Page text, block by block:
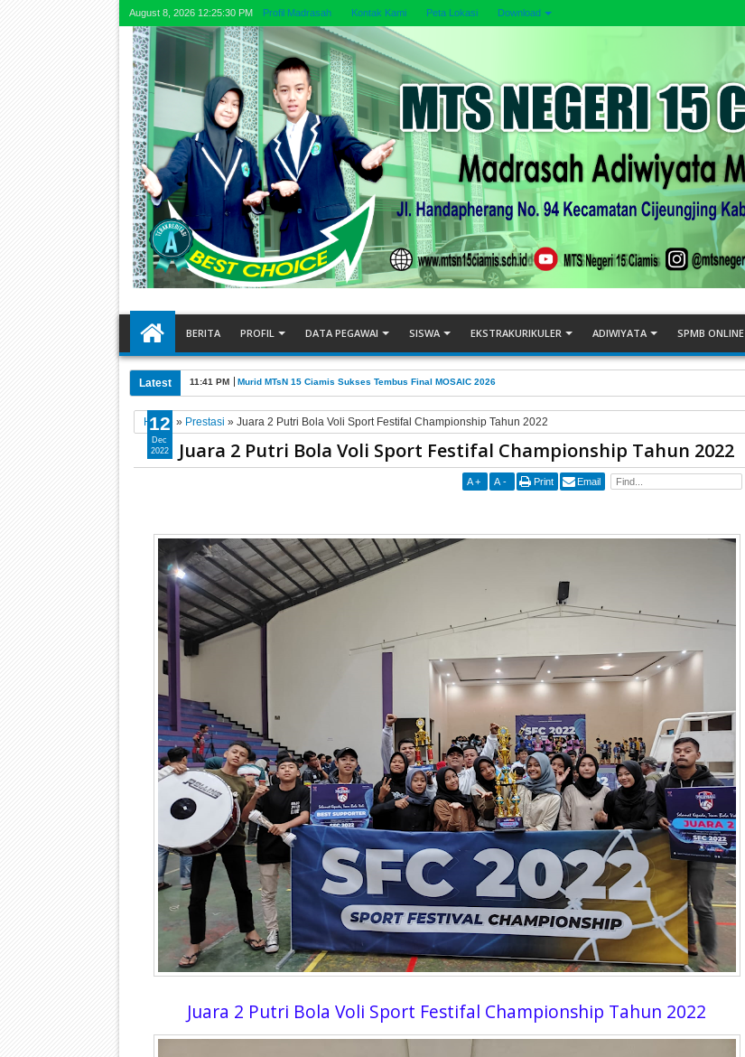
August 8, 2026 12:25:31 PM Profil Madrasah Kontak Kami Peta Lokasi Download
BERITA PROFIL DATA PEGAWAI SISWA EKSTRAKURIKULER ADIWIYATA SPMB ONLINE
Latest 10:58 PM ZIS AT-TA’WUN SALURKAN BANTUAN KEPADA MURID MTSN 15 CIAMIS
Home » Prestasi » Juara 2 Putri Bola Voli Sport Festifal Championship Tahun 2022
Juara 2 Putri Bola Voli Sport Festifal Championship Tahun 2022
A + A - Print Email
Juara 2 Putri Bola Voli Sport Festifal Championship Tahun 2022
12
Dec
2022